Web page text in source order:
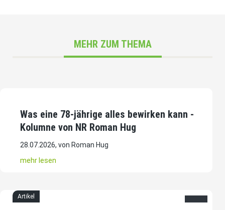
MEHR ZUM THEMA
Was eine 78-jährige alles bewirken kann -
Kolumne von NR Roman Hug
28.07.2026, von Roman Hug
mehr lesen
Artikel